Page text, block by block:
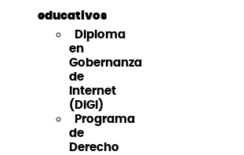
educativos
Diploma
en
Gobernanza
de
Internet
(DiGI)
Programa
de
Derecho